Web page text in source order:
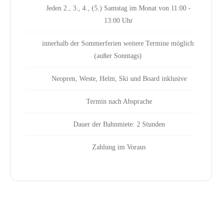
Jeden 2., 3., 4., (5.) Samstag im Monat von 11:00 -
13:00 Uhr
innerhalb der Sommerferien weitere Termine möglich
(außer Sonntags)
Neopren, Weste, Helm, Ski und Board inklusive
Termin nach Absprache
Dauer der Bahnmiete: 2 Stunden
Zahlung im Voraus